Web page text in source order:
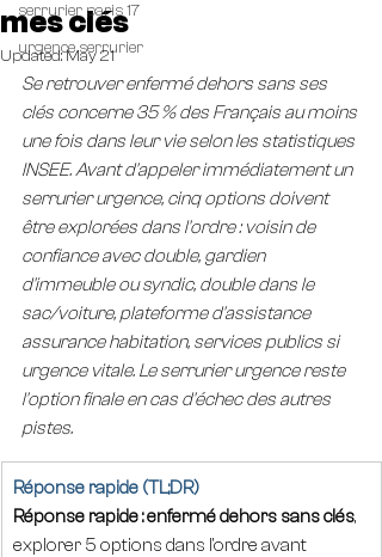
serrurier paris 17
urgence serrurier
mes clés
Updated:May 21
Se retrouver enfermé dehors sans ses
clés concerne 35 % des Français au moins
une fois dans leur vie selon les statistiques
INSEE. Avant d'appeler immédiatement un
serrurier urgence, cinq options doivent
être explorées dans l'ordre : voisin de
confiance avec double, gardien
d'immeuble ou syndic, double dans le
sac/voiture, plateforme d'assistance
assurance habitation, services publics si
urgence vitale. Le serrurier urgence reste
l'option finale en cas d'échec des autres
pistes.
Réponse rapide (TL;DR)
Réponse rapide :enfermé dehors sans clés,
explorer 5 options dans l'ordre avant